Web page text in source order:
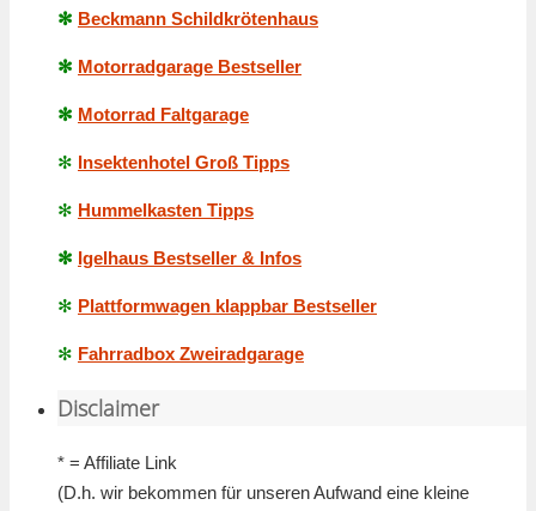
✻ Beckmann Schildkrötenhaus
✻ Motorradgarage Bestseller
✻ Motorrad Faltgarage
✻ Insektenhotel Groß Tipps
✻ Hummelkasten Tipps
✻ Igelhaus Bestseller & Infos
✻ Plattformwagen klappbar Bestseller
✻ Fahrradbox Zweiradgarage
Disclaimer
* = Affiliate Link
(D.h. wir bekommen für unseren Aufwand eine kleine